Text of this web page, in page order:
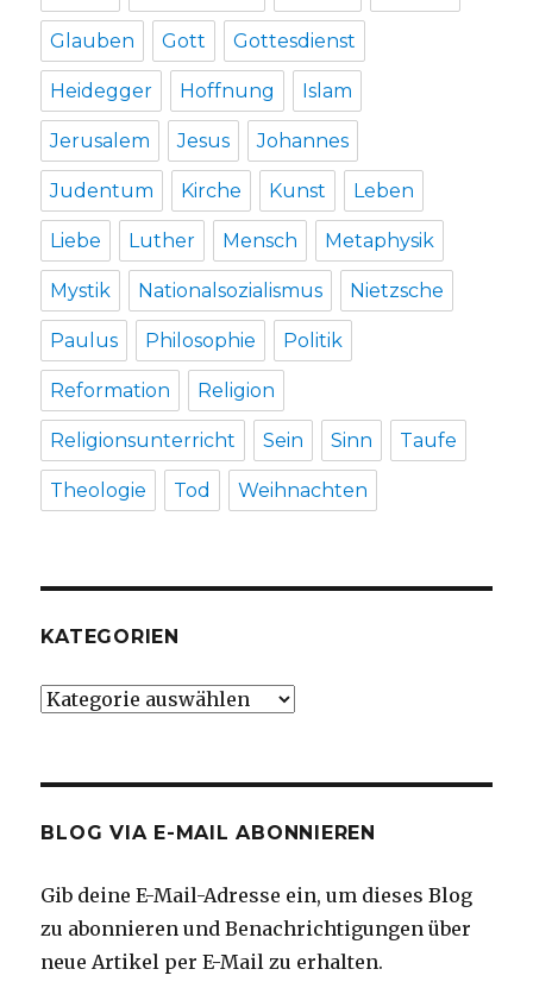
Glauben Gott Gottesdienst
Heidegger Hoffnung Islam
Jerusalem Jesus Johannes
Judentum Kirche Kunst Leben
Liebe Luther Mensch Metaphysik
Mystik Nationalsozialismus Nietzsche
Paulus Philosophie Politik
Reformation Religion
Religionsunterricht Sein Sinn Taufe
Theologie Tod Weihnachten
KATEGORIEN
Kategorien
BLOG VIA E-MAIL ABONNIEREN
Gib deine E-Mail-Adresse ein, um dieses Blog
zu abonnieren und Benachrichtigungen über
neue Artikel per E-Mail zu erhalten.